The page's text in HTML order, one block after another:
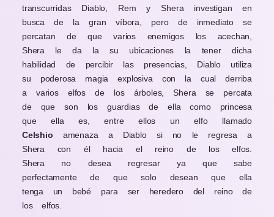
transcurridas Diablo, Rem y Shera investigan en
busca de la gran víbora, pero de inmediato se
percatan de que varios enemigos los acechan,
Shera le da la su ubicaciones la tener dicha
habilidad de percibir las presencias, Diablo utiliza
su poderosa magia explosiva con la cual derriba
a varios elfos de los árboles, Shera se percata
de que son los guardias de ella como princesa
que ella es, entre ellos un elfo llamado
Celshio amenaza a Diablo si no le regresa a
Shera con él hacia el reino de los elfos.
Shera no desea regresar ya que sabe
perfectamente de que solo desean que ella
tenga un bebé para ser heredero del reino de
los elfos.